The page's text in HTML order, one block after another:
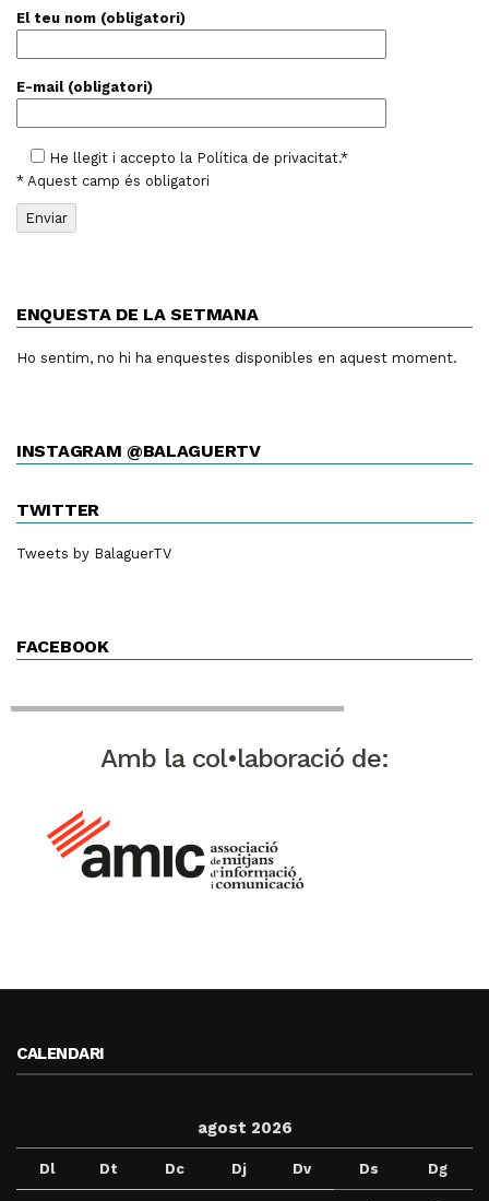
El teu nom (obligatori)
E-mail (obligatori)
He llegit i accepto la Política de privacitat.*
* Aquest camp és obligatori
ENQUESTA DE LA SETMANA
Ho sentim, no hi ha enquestes disponibles en aquest moment.
INSTAGRAM @BALAGUERTV
TWITTER
Tweets by BalaguerTV
FACEBOOK
Amb la col•laboració de:
CALENDARI
agost 2026
Dl Dt Dc Dj Dv Ds Dg